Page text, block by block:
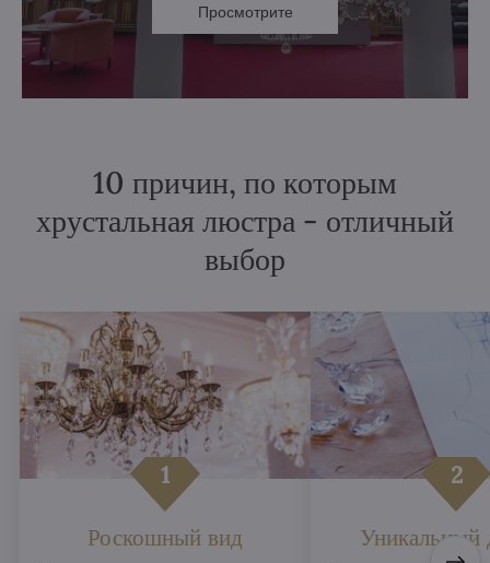
Просмотрите
10 причин, по которым
хрустальная люстра - отличный
выбор
Роскошный вид Уникальный